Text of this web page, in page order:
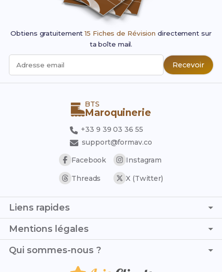
Obtiens gratuitement15 Fiches de Révision directement sur
ta boîte mail.
Adresse email Recevoir
BTS
Maroquinerie
+33 9 39 03 36 55
support@formav.co
Facebook
Instagram
Threads X (Twitter)
Liens rapides
Page d'accueil
Simulateur de notes
Trouver son stage
Trouver son alternance
Mentions légales
C.G.V. - C.G.U.
Qui sommes-nous ?